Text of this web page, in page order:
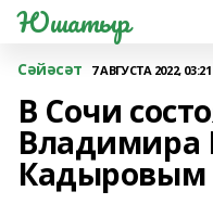
Юшатыр
Сәйәсәт 7 АВГУСТА 2022, 03:21
В Сочи
Владимира
Кадыровым